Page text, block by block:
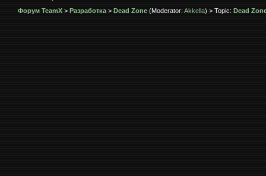
Форум TeamX > Разработка > Dead Zone (Moderator: Akkella) > Topic: Dead